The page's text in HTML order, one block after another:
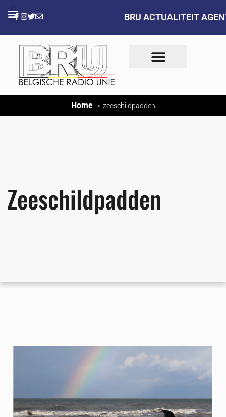
BRU ACTUALITEIT
Home zeeschildpadden
Zeeschildpadden